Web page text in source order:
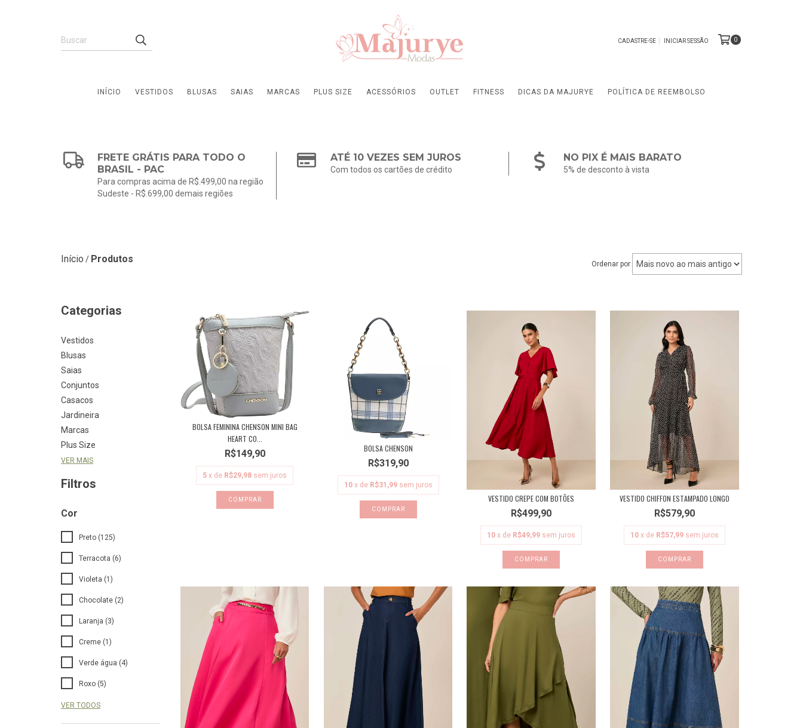
CADASTRE-SE INICIAR SESSÃO 0
INÍCIO VESTIDOS BLUSAS SAIAS MARCAS PLUS SIZE ACESSÓRIOS OUTLET FITNESS DICAS DA MAJURYE POLÍTICA DE REEMBOLSO
FRETE GRÁTIS PARA TODO O
BRASIL - PAC
Para compras acima de R$.499,00 na região
Sudeste - R$.699,00 demais regiões
ATÉ 10 VEZES SEM JUROS
Com todos os cartões de crédito
NO PIX É MAIS BARATO
5% de desconto à vista
Início / Produtos Ordenar por
Categorias
Vestidos
Blusas
Saias
Conjuntos
Casacos
Jardineira
Marcas
Plus Size
VER MAIS
Filtros
Cor
Preto (125)
Terracota (6)
Violeta (1)
Chocolate (2)
Laranja (3)
Creme (1)
Verde água (4)
Roxo (5)
VER TODOS
BOLSA FEMININA CHENSON MINI BAG
HEART CO...
R$149,90
5 x de R$29,98 sem juros
BOLSA CHENSON
R$319,90
10 x de R$31,99 sem juros
COMPRAR
VESTIDO CREPE COM BOTÕES
R$499,90
10 x de R$49,99 sem juros
COMPRAR
VESTIDO CHIFFON ESTAMPADO LONGO
R$579,90
10 x de R$57,99 sem juros
COMPRAR